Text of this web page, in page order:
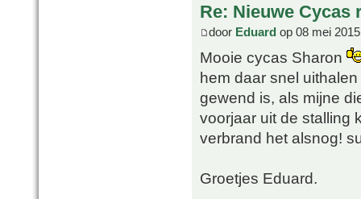
Re: Nieuwe Cycas
door Eduard op 08 mei
Mooie cycas Sharon
hem daar snel
gewend is, als mijne
voorjaar uit de stalling
verbrand het alsnog!
Groetjes Eduard.